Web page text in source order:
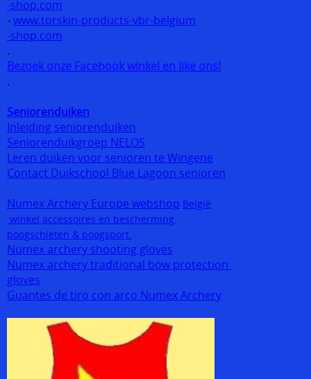
-shop.com
-www.torskin-products-vbr-belgium
-shop.com
.
Bezoek onze Facebook winkel en like ons!
.
Seniorenduiken
Inleiding seniorenduiken
Seniorenduikgroep NELOS
Leren duiken voor senioren te Wingene
Contact Duikschool Blue Lagoon senioren
Numex Archery Europe webshop België
winkel accessoires en bescherming
boogschieten & boogsport.
Numex archery shooting gloves
Numex archery traditional bow protection
gloves
Guantes de tiro con arco Numex Archery